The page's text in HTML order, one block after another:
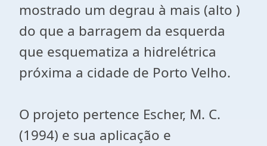
mostrado um degrau à mais (alto )
do que a barragem da esquerda
que esquematiza a hidrelétrica
próxima a cidade de Porto Velho.
O projeto pertence Escher, M. C.
(1994) e sua aplicação e